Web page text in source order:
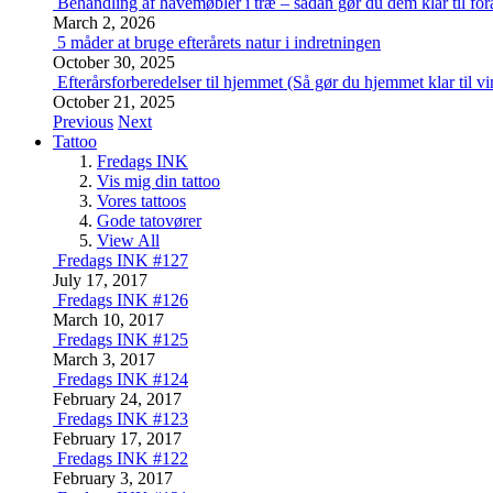
March 2, 2026
5 måder at bruge efterårets natur i indretningen
October 30, 2025
Efterårsforberedelser til hjemmet (Så gør du hjemmet klar til
October 21, 2025
Previous Next
Tattoo
Fredags INK
Vis mig din tattoo
Vores tattoos
Gode tatovører
View All
Fredags INK #127
July 17, 2017
Fredags INK #126
March 10, 2017
Fredags INK #125
March 3, 2017
Fredags INK #124
February 24, 2017
Fredags INK #123
February 17, 2017
Fredags INK #122
February 3, 2017